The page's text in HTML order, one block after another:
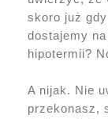
skoro już
dostajemy
hipotermii?
A nijak. Nie
przekonasz,